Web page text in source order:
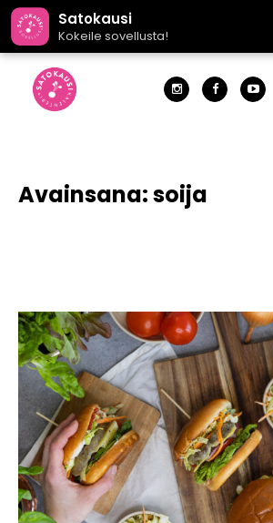
Satokausi
Kokeile sovellusta!
Avainsana:soija